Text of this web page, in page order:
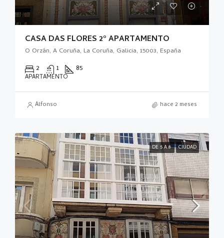
CASA DAS FLORES 2º APARTAMENTO
O Orzán, A Coruña, La Coruña, Galicia, 15003, España
2 1 85
APARTAMENTO
Alfonso hace 2 meses
DE 5 A 8 CIUDAD